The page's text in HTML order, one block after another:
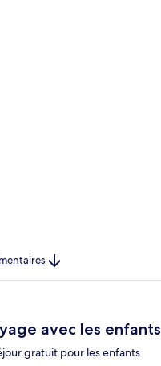
avec les enfants
gratuit pour les enfants